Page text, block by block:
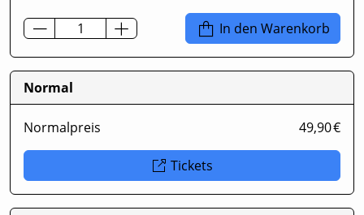
In den Warenkorb
Normal
Normalpreis 49,90 €
Tickets